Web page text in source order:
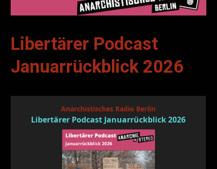
Libertärer Podcast
Januarrückblick 2026